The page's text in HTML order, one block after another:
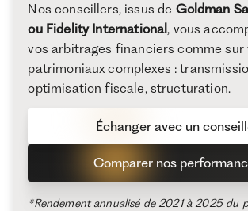
Nos conseillers, issus de Goldman
ou Fidelity International, vous
vos arbitrages financiers comme sur
patrimoniaux complexes :
optimisation fiscale, structuration.
Comparer nos
Échanger avec un
*Rendement annualisé de 2021 à 2025 du